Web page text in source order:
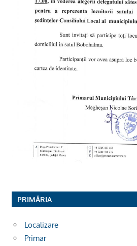
PRIMĂRIA
Localizare
Primar